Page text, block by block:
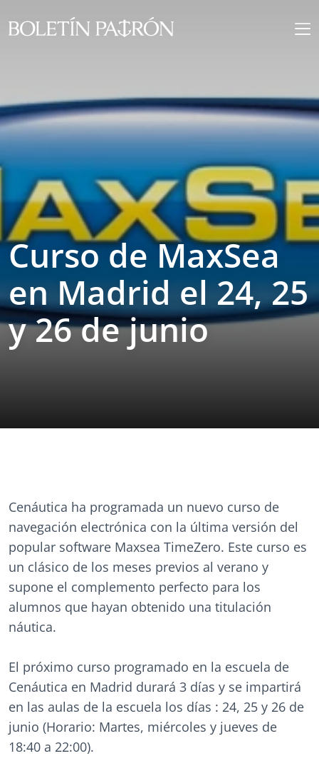
Curso de MaxSea
en Madrid el 24, 25
y 26 de junio
Cenáutica ha programada un nuevo curso de
navegación electrónica con la última versión del
popular software Maxsea TimeZero. Este curso es
un clásico de los meses previos al verano y
supone el complemento perfecto para los
alumnos que hayan obtenido una titulación
náutica.
El próximo curso programado en la escuela de
Cenáutica en Madrid durará 3 días y se impartirá
en las aulas de la escuela los días : 24, 25 y 26 de
junio (Horario: Martes, miércoles y jueves de
18:40 a 22:00).